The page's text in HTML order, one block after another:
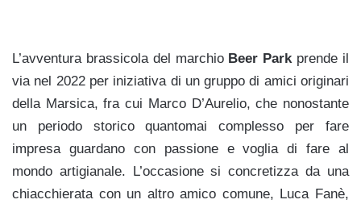
L’avventura brassicola del marchio Beer Parkprende il
via nel 2022 per iniziativa di un gruppo di amici originari
della Marsica, fra cui Marco D’Aurelio, che nonostante
un periodo storico quantomai complesso per fare
impresa guardano con passione e voglia di fare al
mondo artigianale. L’occasione si concretizza da una
chiacchierata con un altro amico comune, Luca Fanè,